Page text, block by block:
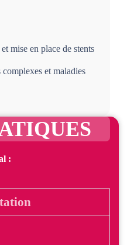
mise en place de stents
et maladies
: